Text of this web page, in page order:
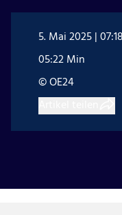
5. Mai 2025 |
05:22 Min
© OE24